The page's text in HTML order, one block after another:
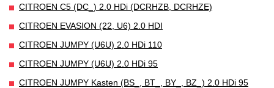
CITROEN C5 (DC_) 2.0 HDi (DCRHZB, DCRHZE)
CITROEN EVASION (22, U6) 2.0 HDI
CITROEN JUMPY (U6U) 2.0 HDi 110
CITROEN JUMPY (U6U) 2.0 HDi 95
CITROEN JUMPY Kasten (BS_, BT_, BY_, BZ_) 2.0 HDi 95